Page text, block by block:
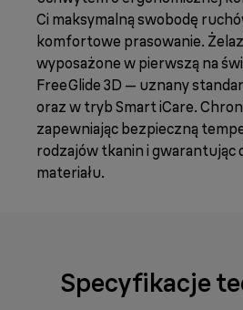
Ci maksymalną swobodę
komfortowe prasowanie.
wyposażone w pierwszą na
FreeGlide 3D — uznany
oraz w tryb Smart iCare.
zapewniając bezpieczną
rodzajów tkanin i gwarantując
materiału.
Specyfikacje